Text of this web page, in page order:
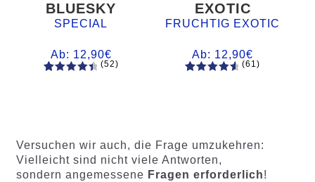
BLUESKY
SPECIAL
Ab: 12,90€
d auf
Kundenb
ewertung
(52)
EXOTIC
FRUCHTIG EXOTIC
Ab: 12,90€
auf
Kundenb
ewertung
(61)
Versuchen wir auch, die Frage umzukehren:
Vielleicht sind nicht viele Antworten,
sondern angemessene Fragen erforderlich!